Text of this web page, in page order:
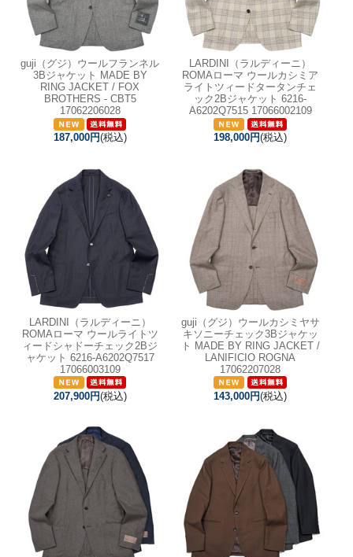
guji（グジ）ウールフランネル
3Bジャケット MADE BY
RING JACKET / FOX
BROTHERS - CBT5
17062206028
187,000円(税込)
LARDINI（ラルディーニ）
ROMAローマ ウールカシミア
ライトツィードタータンチェ
ック2Bジャケット 6216-
A6202Q7515 17066002109
198,000円(税込)
LARDINI（ラルディーニ）
ROMAローマ ウールライトツ
ィードシャドーチェック2Bジ
ャケット 6216-A6202Q7517
17066003109
207,900円(税込)
guji（グジ）ウールカシミヤサ
キソニーチェック3Bジャケッ
ト MADE BY RING JACKET /
LANIFICIO ROGNA
17062207028
143,000円(税込)